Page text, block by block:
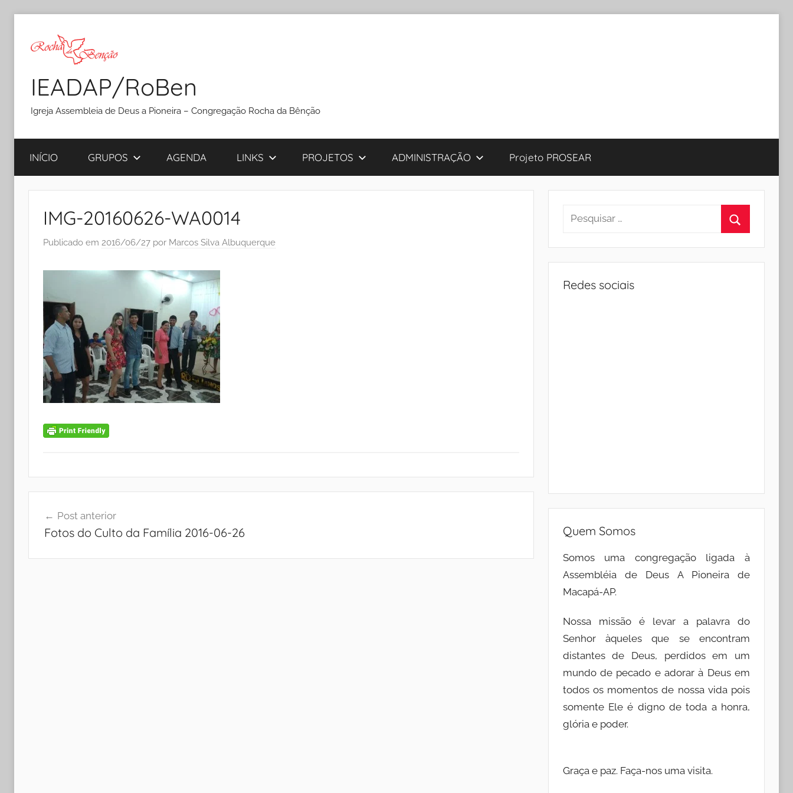
IEADAP/RoBen
Igreja Assembleia de Deus a Pioneira – Congregação Rocha da Bênção
INÍCIO GRUPOS AGENDA LINKS PROJETOS ADMINISTRAÇÃO Projeto PROSEAR
IMG-20160626-WA0014
Publicado em 2016/06/27 por Marcos Silva Albuquerque
de
Post anterior
Fotos do Culto da Família 2016-06-26
Pesquisar
Redes sociais
Quem Somos
Somos uma congregação ligada à
Assembléia de Deus A Pioneira de
Macapá-AP.
Nossa missão é levar a palavra do
Senhor àqueles que se encontram
distantes de Deus, perdidos em um
mundo de pecado e adorar à Deus em
todos os momentos de nossa vida pois
somente Ele é digno de toda a honra,
glória e poder.
Graça e paz. Faça-nos uma visita.